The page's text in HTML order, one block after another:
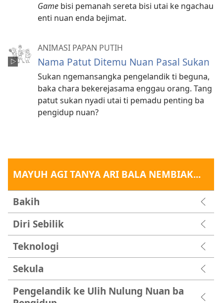
Game bisi pemanah sereta bisi utai ke ngachau
enti nuan enda bejimat.
ANIMASI PAPAN PUTIH
Nama Patut Ditemu Nuan Pasal Sukan
Sukan ngemansangka pengelandik ti beguna,
baka chara bekerejasama enggau orang. Tang
patut sukan nyadi utai ti pemadu penting ba
pengidup nuan?
MAYUH AGI TANYA ARI BALA NEMBIAK...
Bakih
Diri Sebilik
Teknologi
Sekula
Pengelandik ke Ulih Nulung Nuan ba